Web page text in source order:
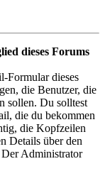
dieses Forums
Formular dieses
die Benutzer, die
sollen. Du solltest
die du bekommen
die Kopfzeilen
Details über den
Administrator